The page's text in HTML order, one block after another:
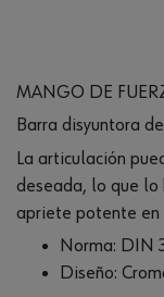
MANGO DE
Barra disyuntora
La articulación
deseada, lo que lo
apriete potente en
Norma: DIN
Diseño: